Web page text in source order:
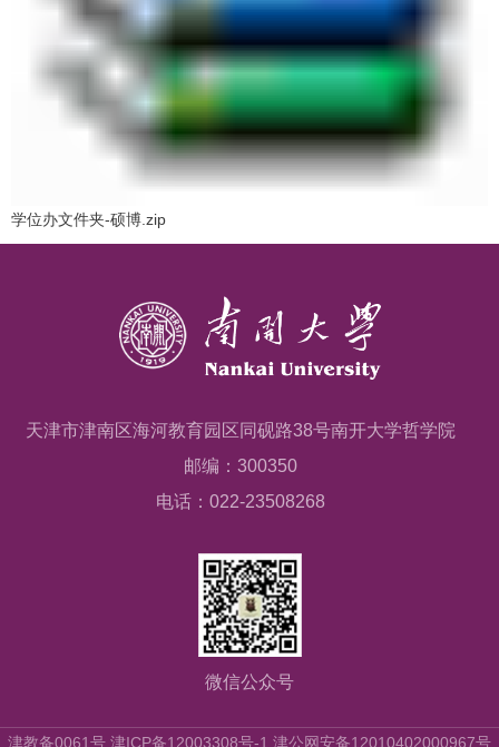
学位办文件夹-硕博.zip
天津市津南区海河教育园区同砚路38号南开大学哲学院
邮编：300350
电话：022-23508268
微信公众号
津教备0061号 津ICP备12003308号-1 津公网安备12010402000967号